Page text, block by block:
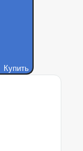
Купить